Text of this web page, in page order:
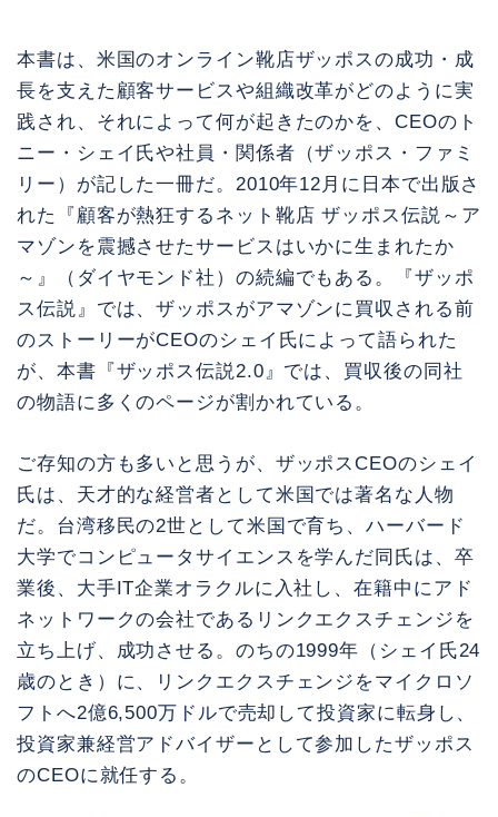
本書は、米国のオンライン靴店ザッポスの成功・成
長を支えた顧客サービスや組織改革がどのように実
践され、それによって何が起きたのかを、CEOのト
ニー・シェイ氏や社員・関係者（ザッポス・ファミ
リー）が記した一冊だ。2010年12月に日本で出版さ
れた『顧客が熱狂するネット靴店 ザッポス伝説～ア
マゾンを震撼させたサービスはいかに生まれたか
～』（ダイヤモンド社）の続編でもある。『ザッポ
ス伝説』では、ザッポスがアマゾンに買収される前
のストーリーがCEOのシェイ氏によって語られた
が、本書『ザッポス伝説2.0』では、買収後の同社
の物語に多くのページが割かれている。
ご存知の方も多いと思うが、ザッポスCEOのシェイ
氏は、天才的な経営者として米国では著名な人物
だ。台湾移民の2世として米国で育ち、ハーバード
大学でコンピュータサイエンスを学んだ同氏は、卒
業後、大手IT企業オラクルに入社し、在籍中にアド
ネットワークの会社であるリンクエクスチェンジを
立ち上げ、成功させる。のちの1999年（シェイ氏24
歳のとき）に、リンクエクスチェンジをマイクロソ
フトへ2億6,500万ドルで売却して投資家に転身し、
投資家兼経営アドバイザーとして参加したザッポス
のCEOに就任する。